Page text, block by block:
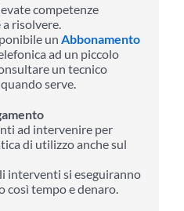
competenze
risolvere.
un Abbonamento
ad un piccolo
un tecnico
serve.
ad intervenire per
di utilizzo anche sul
interventi si eseguiranno
così tempo e denaro.